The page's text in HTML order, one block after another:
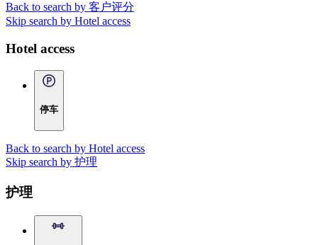
Back to search by 客户评分
Skip search by Hotel access
Hotel access
停车
Back to search by Hotel access
Skip search by 护理
护理